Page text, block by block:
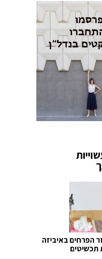
הפרחים באיביזה
תכשיטים